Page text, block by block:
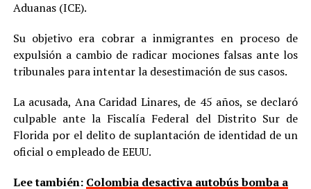
Aduanas (ICE).
Su objetivo era cobrar a inmigrantes en proceso de
expulsión a cambio de radicar mociones falsas ante los
tribunales para intentar la desestimación de sus casos.
La acusada, Ana Caridad Linares, de 45 años, se declaró
culpable ante la Fiscalía Federal del Distrito Sur de
Florida por el delito de suplantación de identidad de un
oficial o empleado de EEUU.
Lee también: Colombia desactiva autobús bomba a